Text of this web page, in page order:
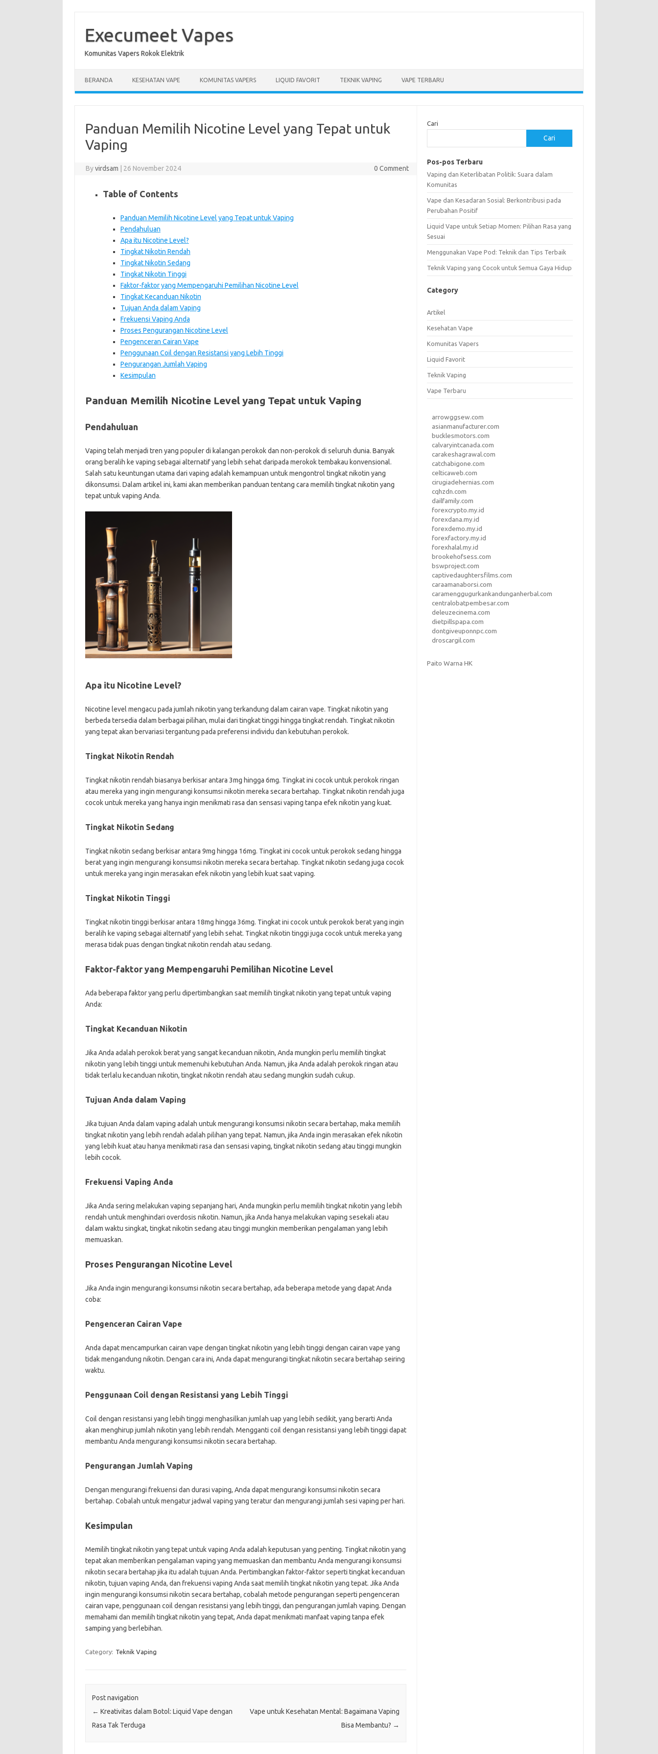
contentExecumeet Vapes
Komunitas Vapers Rokok Elektrik
BERANDA KESEHATAN VAPE KOMUNITAS VAPERS LIQUID FAVORIT TEKNIK VAPING VAPE TERBARU
Panduan Memilih Nicotine Level yang Tepat untuk
Vaping
Byvirdsam 26 November 2024 0 Comment
Table of Contents
Panduan Memilih Nicotine Level yang Tepat untuk Vaping
Pendahuluan
Apa itu Nicotine Level?
Tingkat Nikotin Rendah
Tingkat Nikotin Sedang
Tingkat Nikotin Tinggi
Faktor-faktor yang Mempengaruhi Pemilihan Nicotine Level
Tingkat Kecanduan Nikotin
Tujuan Anda dalam Vaping
Frekuensi Vaping Anda
Proses Pengurangan Nicotine Level
Pengenceran Cairan Vape
Penggunaan Coil dengan Resistansi yang Lebih Tinggi
Pengurangan Jumlah Vaping
Kesimpulan
Panduan Memilih Nicotine Level yang Tepat untuk Vaping
Pendahuluan
Vaping telah menjadi tren yang populer di kalangan perokok dan non-perokok di seluruh dunia. Banyak
orang beralih ke vaping sebagai alternatif yang lebih sehat daripada merokok tembakau konvensional.
Salah satu keuntungan utama dari vaping adalah kemampuan untuk mengontrol tingkat nikotin yang
dikonsumsi. Dalam artikel ini, kami akan memberikan panduan tentang cara memilih tingkat nikotin yang
tepat untuk vaping Anda.
Apa itu Nicotine Level?
Nicotine level mengacu pada jumlah nikotin yang terkandung dalam cairan vape. Tingkat nikotin yang
berbeda tersedia dalam berbagai pilihan, mulai dari tingkat tinggi hingga tingkat rendah. Tingkat nikotin
yang tepat akan bervariasi tergantung pada preferensi individu dan kebutuhan perokok.
Tingkat Nikotin Rendah
Tingkat nikotin rendah biasanya berkisar antara 3mg hingga 6mg. Tingkat ini cocok untuk perokok ringan
atau mereka yang ingin mengurangi konsumsi nikotin mereka secara bertahap. Tingkat nikotin rendah juga
cocok untuk mereka yang hanya ingin menikmati rasa dan sensasi vaping tanpa efek nikotin yang kuat.
Tingkat Nikotin Sedang
Tingkat nikotin sedang berkisar antara 9mg hingga 16mg. Tingkat ini cocok untuk perokok sedang hingga
berat yang ingin mengurangi konsumsi nikotin mereka secara bertahap. Tingkat nikotin sedang juga cocok
untuk mereka yang ingin merasakan efek nikotin yang lebih kuat saat vaping.
Tingkat Nikotin Tinggi
Tingkat nikotin tinggi berkisar antara 18mg hingga 36mg. Tingkat ini cocok untuk perokok berat yang ingin
beralih ke vaping sebagai alternatif yang lebih sehat. Tingkat nikotin tinggi juga cocok untuk mereka yang
merasa tidak puas dengan tingkat nikotin rendah atau sedang.
Faktor-faktor yang Mempengaruhi Pemilihan Nicotine Level
Ada beberapa faktor yang perlu dipertimbangkan saat memilih tingkat nikotin yang tepat untuk vaping
Anda:
Tingkat Kecanduan Nikotin
Jika Anda adalah perokok berat yang sangat kecanduan nikotin, Anda mungkin perlu memilih tingkat
nikotin yang lebih tinggi untuk memenuhi kebutuhan Anda. Namun, jika Anda adalah perokok ringan atau
tidak terlalu kecanduan nikotin, tingkat nikotin rendah atau sedang mungkin sudah cukup.
Tujuan Anda dalam Vaping
Jika tujuan Anda dalam vaping adalah untuk mengurangi konsumsi nikotin secara bertahap, maka memilih
tingkat nikotin yang lebih rendah adalah pilihan yang tepat. Namun, jika Anda ingin merasakan efek nikotin
yang lebih kuat atau hanya menikmati rasa dan sensasi vaping, tingkat nikotin sedang atau tinggi mungkin
lebih cocok.
Frekuensi Vaping Anda
Jika Anda sering melakukan vaping sepanjang hari, Anda mungkin perlu memilih tingkat nikotin yang lebih
rendah untuk menghindari overdosis nikotin. Namun, jika Anda hanya melakukan vaping sesekali atau
dalam waktu singkat, tingkat nikotin sedang atau tinggi mungkin memberikan pengalaman yang lebih
memuaskan.
Proses Pengurangan Nicotine Level
Jika Anda ingin mengurangi konsumsi nikotin secara bertahap, ada beberapa metode yang dapat Anda
coba:
Pengenceran Cairan Vape
Anda dapat mencampurkan cairan vape dengan tingkat nikotin yang lebih tinggi dengan cairan vape yang
tidak mengandung nikotin. Dengan cara ini, Anda dapat mengurangi tingkat nikotin secara bertahap seiring
waktu.
Penggunaan Coil dengan Resistansi yang Lebih Tinggi
Coil dengan resistansi yang lebih tinggi menghasilkan jumlah uap yang lebih sedikit, yang berarti Anda
akan menghirup jumlah nikotin yang lebih rendah. Mengganti coil dengan resistansi yang lebih tinggi dapat
membantu Anda mengurangi konsumsi nikotin secara bertahap.
Pengurangan Jumlah Vaping
Dengan mengurangi frekuensi dan durasi vaping, Anda dapat mengurangi konsumsi nikotin secara
bertahap. Cobalah untuk mengatur jadwal vaping yang teratur dan mengurangi jumlah sesi vaping per hari.
Kesimpulan
Memilih tingkat nikotin yang tepat untuk vaping Anda adalah keputusan yang penting. Tingkat nikotin yang
tepat akan memberikan pengalaman vaping yang memuaskan dan membantu Anda mengurangi konsumsi
nikotin secara bertahap jika itu adalah tujuan Anda. Pertimbangkan faktor-faktor seperti tingkat kecanduan
nikotin, tujuan vaping Anda, dan frekuensi vaping Anda saat memilih tingkat nikotin yang tepat. Jika Anda
ingin mengurangi konsumsi nikotin secara bertahap, cobalah metode pengurangan seperti pengenceran
cairan vape, penggunaan coil dengan resistansi yang lebih tinggi, dan pengurangan jumlah vaping. Dengan
memahami dan memilih tingkat nikotin yang tepat, Anda dapat menikmati manfaat vaping tanpa efek
samping yang berlebihan.
Category: Teknik Vaping
Post navigation
← Kreativitas dalam Botol: Liquid Vape dengan
Rasa Tak Terduga
Vape untuk Kesehatan Mental: Bagaimana Vaping
Bisa Membantu? →
Cari
Cari
Pos-pos Terbaru
Vaping dan Keterlibatan Politik: Suara dalam
Komunitas
Vape dan Kesadaran Sosial: Berkontribusi pada
Perubahan Positif
Liquid Vape untuk Setiap Momen: Pilihan Rasa yang
Sesuai
Menggunakan Vape Pod: Teknik dan Tips Terbaik
Teknik Vaping yang Cocok untuk Semua Gaya Hidup
Category
Artikel
Kesehatan Vape
Komunitas Vapers
Liquid Favorit
Teknik Vaping
Vape Terbaru
arrowggsew.com
asianmanufacturer.com
bucklesmotors.com
calvaryintcanada.com
carakeshagrawal.com
catchabigone.com
celticaweb.com
cirugiadehernias.com
cqhzdn.com
dailfamily.com
forexcrypto.my.id
forexdana.my.id
forexdemo.my.id
forexfactory.my.id
forexhalal.my.id
brookehofsess.com
bswproject.com
captivedaughtersfilms.com
caraamanaborsi.com
caramenggugurkankandunganherbal.com
centralobatpembesar.com
deleuzecinema.com
dietpillspapa.com
dontgiveuponnpc.com
droscargil.com
Paito Warna HK